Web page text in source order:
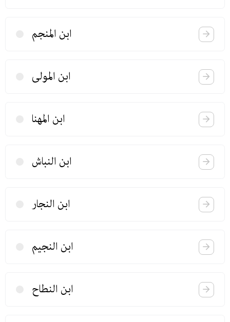
ابن المنجم
ابن المولی
ابن المهنا
ابن النباش
ابن النجار
ابن النجیم
ابن النطاح